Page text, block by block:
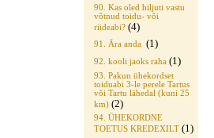
90. Kas oled hiljuti vastu
võtnud toidu- või
riideabi? (4)
91. Ära anda (1)
92. kooli jaoks raha (1)
93. Pakun ühekordset
toiduabi 3-le perele Tartus
või Tartu lähedal (kuni 25
km) (2)
94. ÜHEKORDNE
TOETUS KREDEXILT (1)